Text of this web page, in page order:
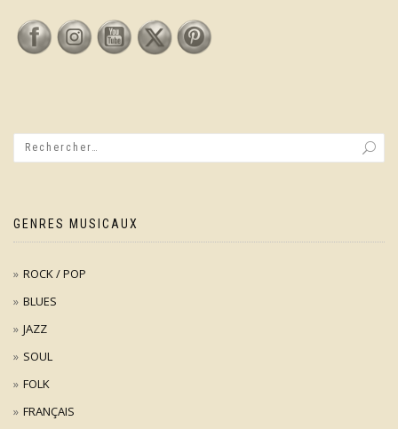
GENRES MUSICAUX
ROCK / POP
BLUES
JAZZ
SOUL
FOLK
FRANÇAIS